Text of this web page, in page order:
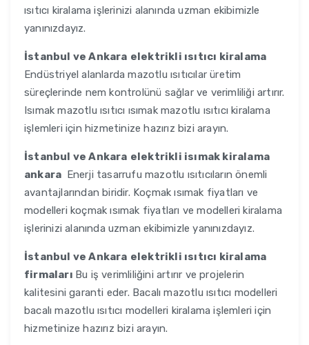
ısıtıcı kiralama işlerinizi alanında uzman ekibimizle
yanınızdayız.
İstanbul ve Ankara elektrikli ısıtıcı kiralama
Endüstriyel alanlarda mazotlu ısıtıcılar üretim
süreçlerinde nem kontrolünü sağlar ve verimliliği artırır.
Isımak mazotlu ısıtıcı ısımak mazotlu ısıtıcı kiralama
işlemleri için hizmetinize hazırız bizi arayın.
İstanbul ve Ankara elektrikli isımak kiralama
ankara Enerji tasarrufu mazotlu ısıtıcıların önemli
avantajlarından biridir. Koçmak ısımak fiyatları ve
modelleri koçmak ısımak fiyatları ve modelleri kiralama
işlerinizi alanında uzman ekibimizle yanınızdayız.
İstanbul ve Ankara elektrikli ısıtıcı kiralama
firmaları Bu iş verimliliğini artırır ve projelerin
kalitesini garanti eder. Bacalı mazotlu ısıtıcı modelleri
bacalı mazotlu ısıtıcı modelleri kiralama işlemleri için
hizmetinize hazırız bizi arayın.